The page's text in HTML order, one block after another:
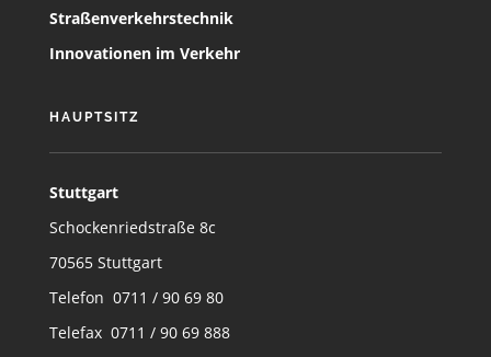
Straßenverkehrstechnik
Innovationen im Verkehr
HAUPTSITZ
Stuttgart
Schockenriedstraße 8c
70565 Stuttgart
Telefon 0711 / 90 69 80
Telefax 0711 / 90 69 888